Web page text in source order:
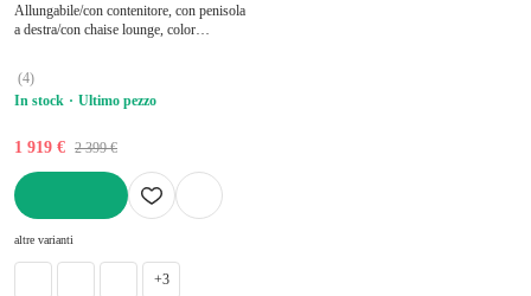
Allungabile/con contenitore, con penisola
a destra/con chaise lounge, color
della seduta 60 cm
(4)
In stock
Ultimo pezzo
1 919 € 2 399 €
altre varianti
+3